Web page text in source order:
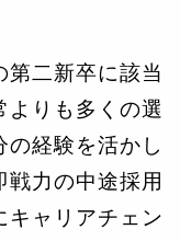
第二新卒に該当
よりも多くの選
の経験を活かし
戦力の中途採用
キャリアチェン